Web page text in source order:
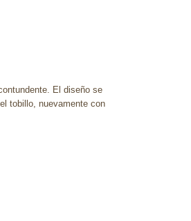
El diseño se
tobillo, nuevamente con